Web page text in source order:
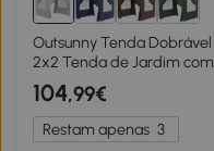
Outsunny Tenda Dobrável
2x2 Tenda de Jardim com
4 Paredes Laterais Tecido
Oxford 2 Portas 2 Janelas e
Bolsa de Transporte para
Exterior Terraço
104,99€
Restam apenas 3